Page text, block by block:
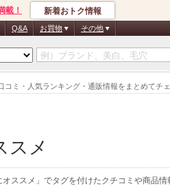
ミ・人気ランキング・通販情報をまとめてチェ
載！ 新着おトク情報
Q&A お買物 その他
スメ
ススメ 」でタグを付けたクチコミや商品情